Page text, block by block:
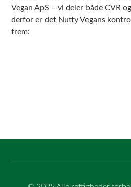
Vegan ApS – vi deler både CVR
derfor er det Nutty Vegans
frem: